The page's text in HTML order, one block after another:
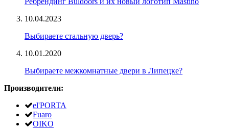
10.04.2023
Выбираете стальную дверь?
10.01.2020
Выбираете межкомнатные двери в Липецке?
Производители:
el'PORTA
Fuaro
OIKO